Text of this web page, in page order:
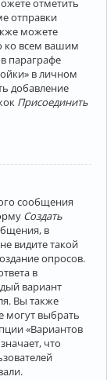
отправки
можете
ко всем вашим
параграфе
в личном
добавление
Присоединить
сообщения
Создать
в
видите такой
опросов.
в
вариант
Вы также
могут выбрать
«Вариантов
что